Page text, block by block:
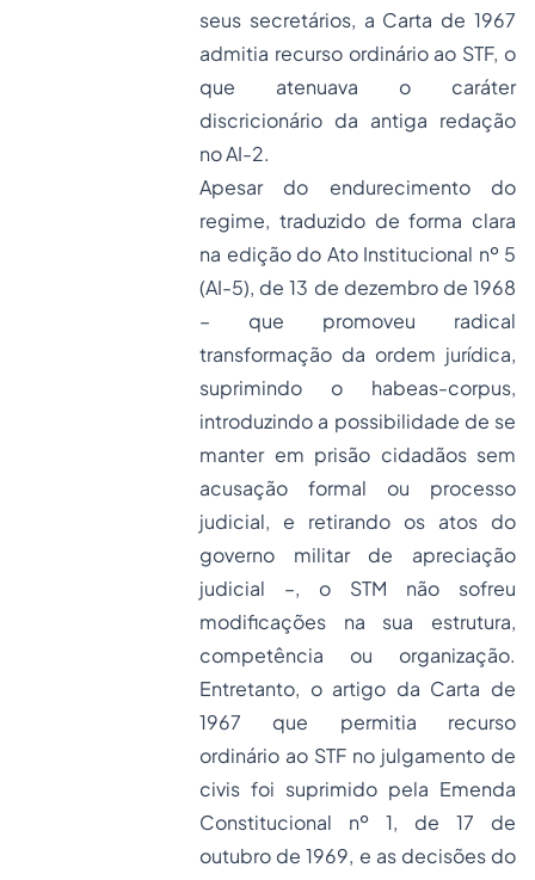
seus secretários, a Carta de 1967
admitia recurso ordinário ao STF, o
que atenuava o caráter
discricionário da antiga redação
no AI-2.
Apesar do endurecimento do
regime, traduzido de forma clara
na edição do Ato Institucional nº 5
(AI-5), de 13 de dezembro de 1968
– que promoveu radical
transformação da ordem jurídica,
suprimindo o habeas-corpus,
introduzindo a possibilidade de se
manter em prisão cidadãos sem
acusação formal ou processo
judicial, e retirando os atos do
governo militar de apreciação
judicial –, o STM não sofreu
modificações na sua estrutura,
competência ou organização.
Entretanto, o artigo da Carta de
1967 que permitia recurso
ordinário ao STF no julgamento de
civis foi suprimido pela Emenda
Constitucional nº 1, de 17 de
outubro de 1969, e as decisões do